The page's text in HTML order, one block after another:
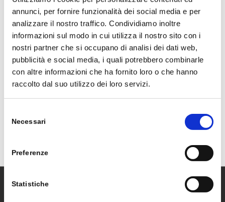
annunci, per fornire funzionalità dei social media e per
analizzare il nostro traffico. Condividiamo inoltre
informazioni sul modo in cui utilizza il nostro sito con i
nostri partner che si occupano di analisi dei dati web,
pubblicità e social media, i quali potrebbero combinarle
con altre informazioni che ha fornito loro o che hanno
raccolto dal suo utilizzo dei loro servizi.
delNecessari
Preferenze
Statistiche
mai le aziende devono poter disporre di
processi efficienti, di flessibilità e di dati real-
time affidabili. Il panorama in continua
evoluzione impone la scelta di tecnologie
adatte al cambiamento. Da un giorno all’altro il
lavoro da remoto è passato da essere una […]
5 Giugno 2020 /